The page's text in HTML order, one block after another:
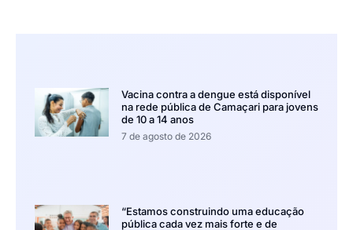
Vacina contra a dengue está disponível
na rede pública de Camaçari para jovens
de 10 a 14 anos
7 de agosto de 2026
“Estamos construindo uma educação
pública cada vez mais forte e de